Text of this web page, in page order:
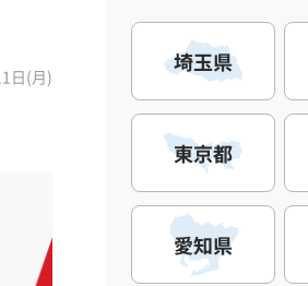
日(月)
埼玉県
東京都
愛知県